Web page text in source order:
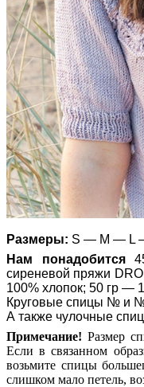
Размеры: S — M — L
Нам понадобится
сиреневой пряжи
100% хлопок; 50 гр —
Круговые спицы № и
А также чулочные
Примечание! Размер
Если в связанном
возьмите спицы
слишком мало петель,